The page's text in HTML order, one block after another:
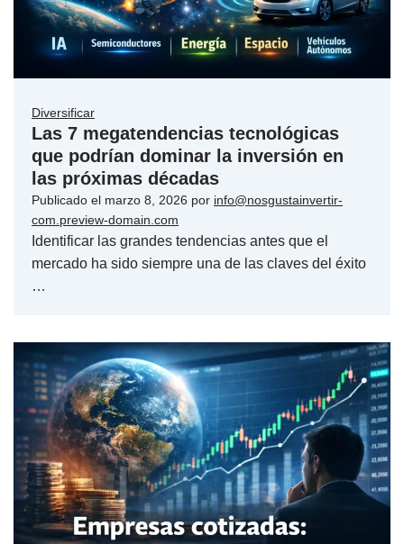
Diversificar
Las 7 megatendencias tecnológicas
que podrían dominar la inversión en
las próximas décadas
Publicado el marzo 8, 2026 por info@nosgustainvertir-
com.preview-domain.com
Identificar las grandes tendencias antes que el
mercado ha sido siempre una de las claves del éxito
…